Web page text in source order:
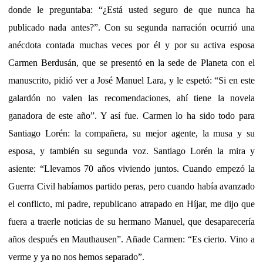
donde le preguntaba: “¿Está usted seguro de que nunca ha
publicado nada antes?”. Con su segunda narración ocurrió una
anécdota contada muchas veces por él y por su activa esposa
Carmen Berdusán, que se presentó en la sede de Planeta con el
manuscrito, pidió ver a José Manuel Lara, y le espetó: “Si en este
galardón no valen las recomendaciones, ahí tiene la novela
ganadora de este año”. Y así fue. Carmen lo ha sido todo para
Santiago Lorén: la compañera, su mejor agente, la musa y su
esposa, y también su segunda voz. Santiago Lorén la mira y
asiente: “Llevamos 70 años viviendo juntos. Cuando empezó la
Guerra Civil habíamos partido peras, pero cuando había avanzado
el conflicto, mi padre, republicano atrapado en Híjar, me dijo que
fuera a traerle noticias de su hermano Manuel, que desaparecería
años después en Mauthausen”. Añade Carmen: “Es cierto. Vino a
verme y ya no nos hemos separado”.